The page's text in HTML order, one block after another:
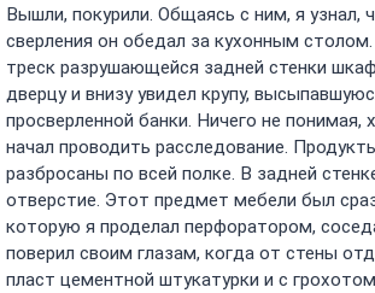
Вышли, покурили. Общаясь с ним, я узнал,
сверления он обедал за кухонным
треск разрушающейся задней стенки
дверцу и внизу увидел крупу,
просверленной банки. Ничего не понимая,
начал проводить расследование.
разбросаны по всей полке. В задней
отверстие. Этот предмет мебели был
которую я проделал перфоратором,
поверил своим глазам, когда от стены
пласт цементной штукатурки и с